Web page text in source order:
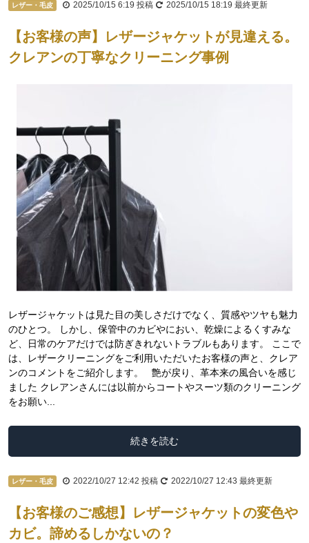
レザー・毛皮 2025/10/15 6:19 投稿 2025/10/15 18:19 最終更新
【お客様の声】レザージャケットが見違える。
クレアンの丁寧なクリーニング事例
レザージャケットは見た目の美しさだけでなく、質感やツヤも魅力
のひとつ。 しかし、保管中のカビやにおい、乾燥によるくすみな
ど、日常のケアだけでは防ぎきれないトラブルもあります。 ここで
は、レザークリーニングをご利用いただいたお客様の声と、クレア
ンのコメントをご紹介します。 艶が戻り、革本来の風合いを感じ
ました クレアンさんには以前からコートやスーツ類のクリーニング
をお願い...
続きを読む
レザー・毛皮 2022/10/27 12:42 投稿 2022/10/27 12:43 最終更新
【お客様のご感想】レザージャケットの変色や
カビ。諦めるしかないの？